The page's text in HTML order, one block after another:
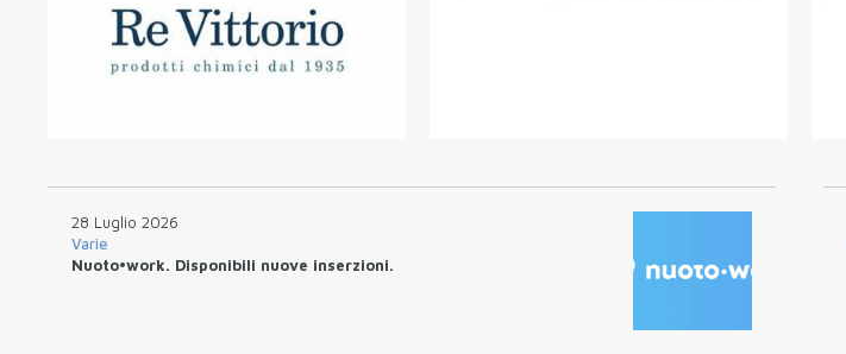
28 Luglio 2026
Varie
Nuoto•work. Disponibili nuove inserzioni.